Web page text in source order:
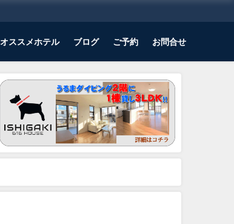
オススメホテル ブログ ご予約 お問合せ